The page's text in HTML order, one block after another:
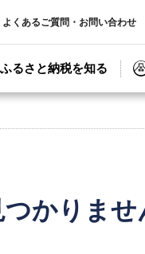
よくあるご質問・お問い合わせ
ふるさと納税を知る
かりませ